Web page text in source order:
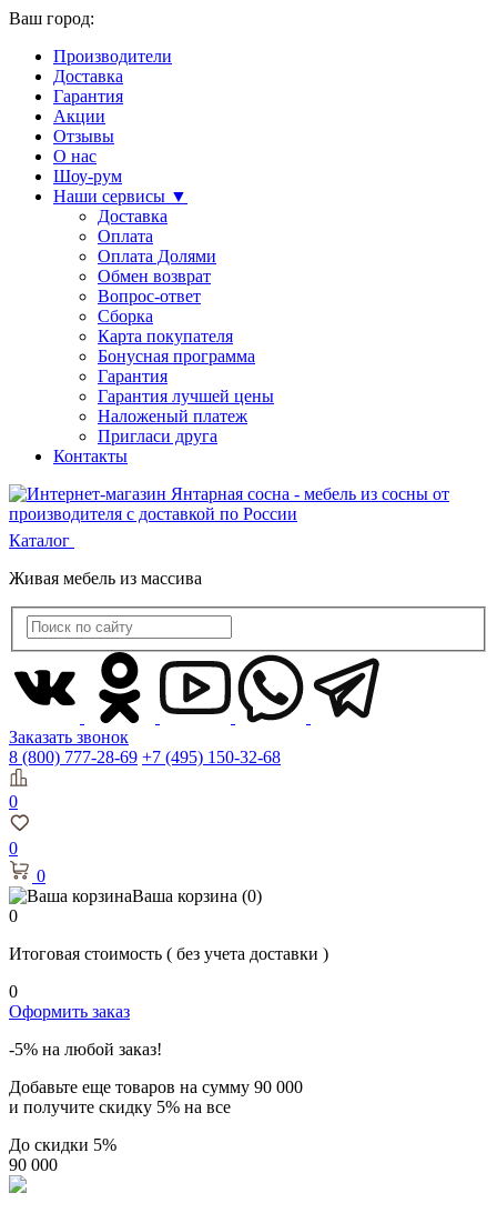
Ваш город:
Производители
Доставка
Гарантия
Акции
Отзывы
О нас
Шоу-рум
Наши сервисы ▼
Доставка
Оплата
Оплата Долями
Обмен возврат
Вопрос-ответ
Сборка
Карта покупателя
Бонусная программа
Гарантия
Гарантия лучшей цены
Наложеный платеж
Пригласи друга
Контакты
Каталог
Живая мебель из массива
Заказать звонок
8 (800) 777-28-69 +7 (495) 150-32-68
0
0
0
Ваша корзина (0)
0
Итоговая стоимость ( без учета доставки )
0
Оформить заказ
-5% на любой заказ!
Добавьте еще товаров на сумму 90 000
и получите скидку 5% на все
До скидки 5%
90 000